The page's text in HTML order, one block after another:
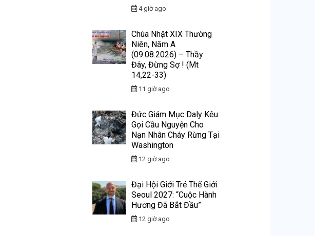
4 giờ ago
Chúa Nhật XIX Thường
Niên, Năm A
(09.08.2026) – Thầy
Đây, Đừng Sợ ! (Mt
14,22-33)
11 giờ ago
Đức Giám Mục Daly Kêu
Gọi Cầu Nguyện Cho
Nạn Nhân Cháy Rừng Tại
Washington
12 giờ ago
Đại Hội Giới Trẻ Thế Giới
Seoul 2027: “Cuộc Hành
Hương Đã Bắt Đầu”
12 giờ ago